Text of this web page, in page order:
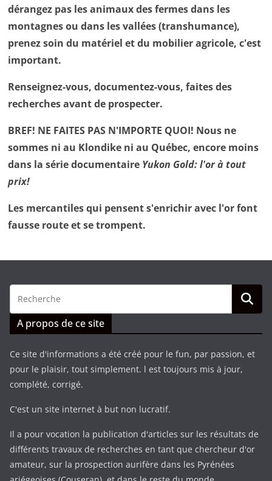
dérangez pas les animaux des fermes dans les
montagnes ou dans les vallées (transhumance),
prenez soin du matériel et du mobilier agricole, c'est
important.
Renseignez-vous, documentez-vous, faites des
recherches avant de prospecter.
BREF! NE FAITES PAS N'IMPORTE QUOI! Nous ne
sommes ni au Klondike ni au Québec, encore moins
dans la série documentaire Yukon Gold: l'or à tout
prix!
Les mercantiles qui pensent s'enrichir avec l'or font
fausse route et se trompent.
A propos de ce site
Ce site d'informations a été créé pour le fun, par passion, et
pour le plaisir, tout simplement. l est toujours mis à jour,
complété, corrigé.
C'est un site internet à but non lucratif.
Il a pour vocation la publication d'articles sur les résultats de
différents travaux de recherches en tant que chercheur d'or
amateur, sur la prospection aurifère dans les Pyrénées